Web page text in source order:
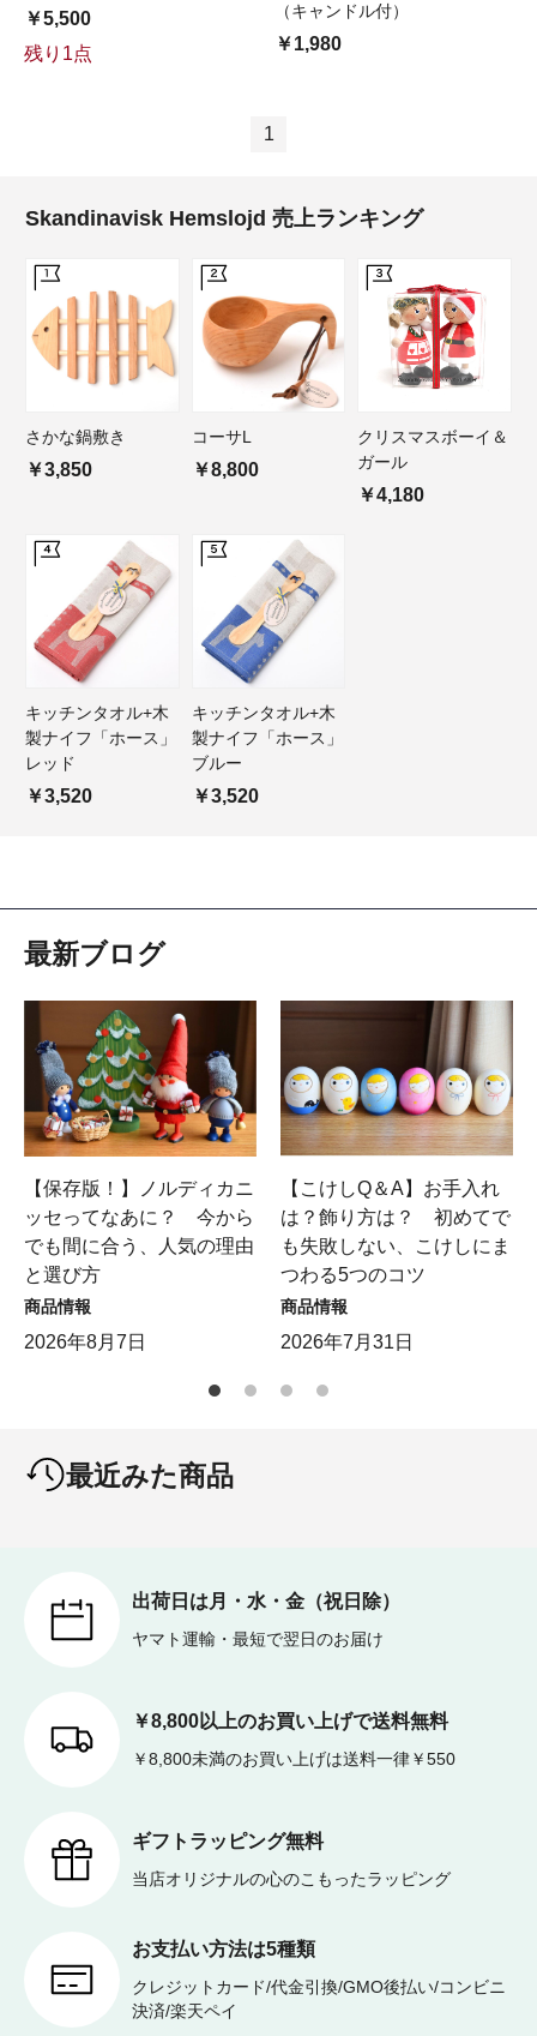
￥5,500
残り1点
（キャンドル付）
￥1,980
1
Skandinavisk Hemslojd 売上ランキング
さかな鍋敷き
￥3,850
コーサL
￥8,800
クリスマスボーイ＆
ガール
￥4,180
キッチンタオル+木
製ナイフ「ホース」
レッド
￥3,520
キッチンタオル+木
製ナイフ「ホース」
ブルー
￥3,520
最新ブログ
【保存版！】ノルディカニ
ッセってなあに？ 今から
でも間に合う、人気の理由
と選び方
商品情報
2026年8月7日
【こけしQ＆A】お手入れ
は？飾り方は？ 初めてで
も失敗しない、こけしにま
つわる5つのコツ
商品情報
2026年7月31日
最近みた商品
出荷日は月・水・金（祝日除）
ヤマト運輸・最短で翌日のお届け
￥8,800以上のお買い上げで送料無料
￥8,800未満のお買い上げは送料一律￥550
ギフトラッピング無料
当店オリジナルの心のこもったラッピング
お支払い方法は5種類
クレジットカード/代金引換/GMO後払い/コンビニ
決済/楽天ペイ